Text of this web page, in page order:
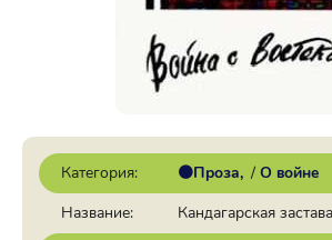
Категория: 🟠Проза / О войне
Название:
Кандагарская застава